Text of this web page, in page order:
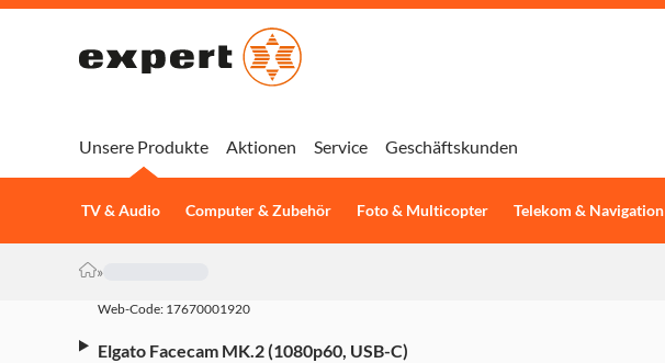
Unsere Produkte
TV & Audio Computer & Zubehör Foto & Multicopter Telekom & Navigation
Aktionen Service Geschäftskunden
»
Web-Code: 17670001920
Elgato Facecam MK.2 (1080p60, USB-C)